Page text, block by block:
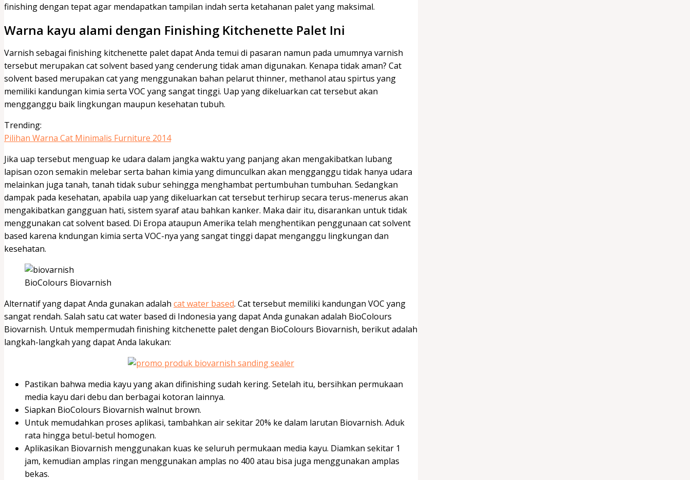
finishing dengan tepat agar mendapatkan tampilan indah serta ketahanan palet yang maksimal.
Warna kayu alami dengan Finishing Kitchenette Palet Ini
Varnish sebagai finishing kitchenette palet dapat Anda temui di pasaran namun pada umumnya varnish
tersebut merupakan cat solvent based yang cenderung tidak aman digunakan. Kenapa tidak aman? Cat
solvent based merupakan cat yang menggunakan bahan pelarut thinner, methanol atau spirtus yang
memiliki kandungan kimia serta VOC yang sangat tinggi. Uap yang dikeluarkan cat tersebut akan
mengganggu baik lingkungan maupun kesehatan tubuh.
Trending:
Pilihan Warna Cat Minimalis Furniture 2014
Jika uap tersebut menguap ke udara dalam jangka waktu yang panjang akan mengakibatkan lubang
lapisan ozon semakin melebar serta bahan kimia yang dimunculkan akan mengganggu tidak hanya udara
melainkan juga tanah, tanah tidak subur sehingga menghambat pertumbuhan tumbuhan. Sedangkan
dampak pada kesehatan, apabila uap yang dikeluarkan cat tersebut terhirup secara terus-menerus akan
mengakibatkan gangguan hati, sistem syaraf atau bahkan kanker. Maka dair itu, disarankan untuk tidak
menggunakan cat solvent based. Di Eropa ataupun Amerika telah menghentikan penggunaan cat solvent
based karena kndungan kimia serta VOC-nya yang sangat tinggi dapat menganggu lingkungan dan
kesehatan.
BioColours Biovarnish
Alternatif yang dapat Anda gunakan adalah cat water based. Cat tersebut memiliki kandungan VOC yang
sangat rendah. Salah satu cat water based di Indonesia yang dapat Anda gunakan adalah BioColours
Biovarnish. Untuk mempermudah finishing kitchenette palet dengan BioColours Biovarnish, berikut adalah
langkah-langkah yang dapat Anda lakukan:
Pastikan bahwa media kayu yang akan difinishing sudah kering. Setelah itu, bersihkan permukaan
media kayu dari debu dan berbagai kotoran lainnya.
Siapkan BioColours Biovarnish walnut brown.
Untuk memudahkan proses aplikasi, tambahkan air sekitar 20% ke dalam larutan Biovarnish. Aduk
rata hingga betul-betul homogen.
Aplikasikan Biovarnish menggunakan kuas ke seluruh permukaan media kayu. Diamkan sekitar 1
jam, kemudian amplas ringan menggunakan amplas no 400 atau bisa juga menggunakan amplas
bekas.